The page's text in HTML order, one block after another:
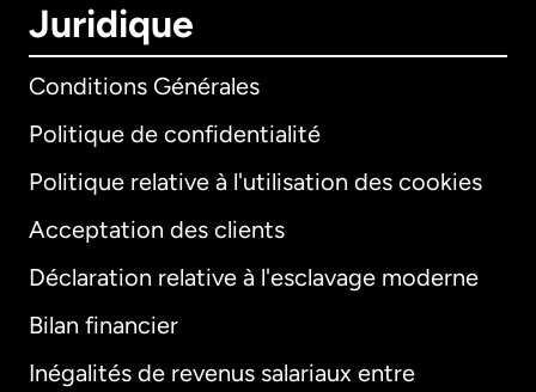
Juridique
Conditions Générales
Politique de confidentialité
Politique relative à l'utilisation des cookies
Acceptation des clients
Déclaration relative à l'esclavage moderne
Bilan financier
Inégalités de revenus salariaux entre
International